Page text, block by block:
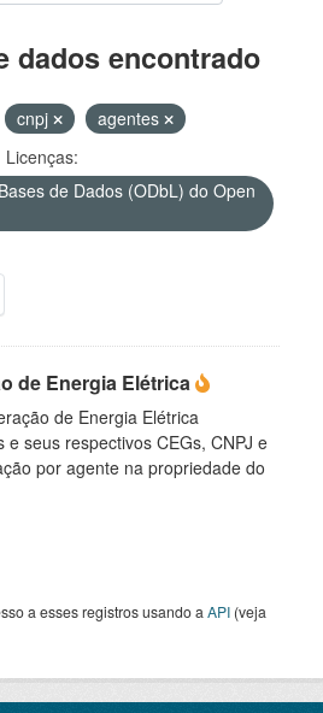
dados encontrado
cnpj
agentes
Licenças:
de Dados (ODbL) do Open
de Energia Elétrica
de Energia Elétrica
e seus respectivos CEGs, CNPJ e
por agente na propriedade do
a esses registros usando a API (veja